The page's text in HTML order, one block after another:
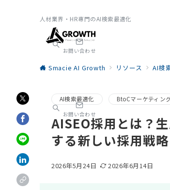
人材業界・HR専門のAI検索最適化
お問い合わせ
お問い合わせ
Smacie AI Growth リソース AI検
AI検索最適化 BtoCマーケティン
AISEO採用とは？
する新しい採用戦
2026年5月24日 2026年6月14日